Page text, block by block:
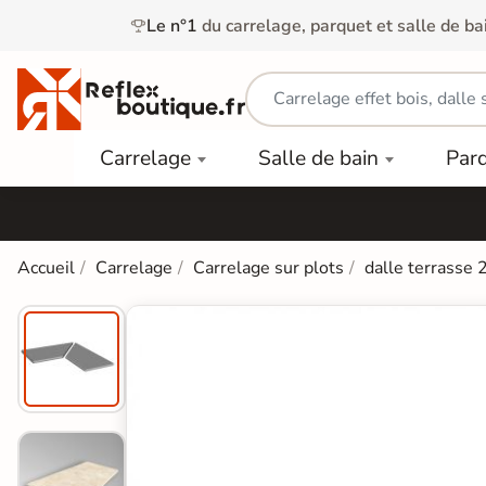
Le n°1 du carrelage, parquet et salle de
Carrelage
Carrelage
Extérieur
Dalle
Terrasse
Sur Plot
Carrelage
Bain
Finition
Salle de bain
Douche
Baignoires
et Balnéos
Carrelage
Bain
Contrecollé
PAR
COULEUR
Bois
clair
TYPE
PVC
Dalles
PVC
Accueil Carrelage Carrelage sur plots dalle terrasse